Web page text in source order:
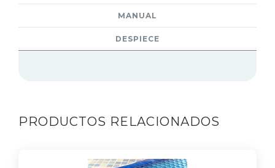
MANUAL
DESPIECE
PRODUCTOS RELACIONADOS